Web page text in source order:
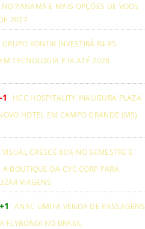
PANAMÁ E MAIS OPÇÕES DE VOOS
2027
GRUPO KONTIK INVESTIRÁ R$ 85
TECNOLOGIA E IA ATÉ 2028
-1
HCC HOSPITALITY INAUGURA PLAZA
HOTEL EM CAMPO GRANDE (MS)
VISUAL CRESCE 80% NO SEMESTRE E
A BOUTIQUE DA CVC CORP PARA
VIAGENS
+1
ANAC LIMITA VENDA DE PASSAGENS
FLYBONDI NO BRASIL